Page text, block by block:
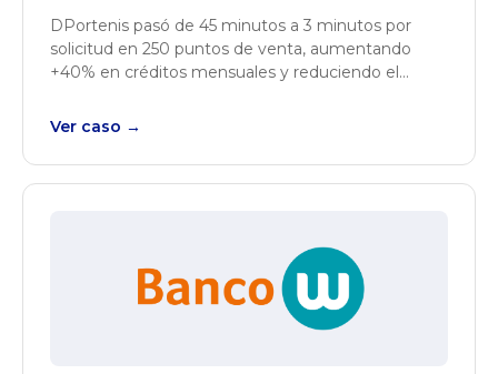
DPortenis pasó de 45 minutos a 3 minutos por
solicitud en 250 puntos de venta, aumentando
+40% en créditos mensuales y reduciendo el
Ver caso →